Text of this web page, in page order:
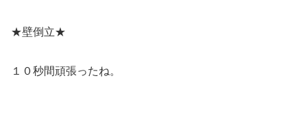
★壁倒立★
１０秒間頑張ったね。